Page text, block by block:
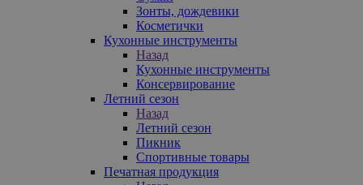
Зонты, дождевики
Косметички
Кухонные инструменты
Назад
Кухонные инструменты
Консервирование
Летний сезон
Назад
Летний сезон
Пикник
Спортивные товары
Печатная продукция